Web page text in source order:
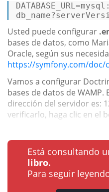
DATABASE_URL=mysql:
Usted puede configurar
bases de datos, como
Oracle, según sus
https://symfony.com/
Vamos a configurar
bases de datos de WAMP.
dirección del servidor es:
verificarlo, haga clic en el
Está consultando
libro.
Para seguir